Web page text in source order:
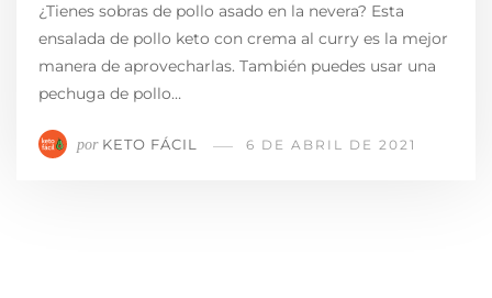
¿Tienes sobras de pollo asado en la nevera? Esta
ensalada de pollo keto con crema al curry es la mejor
manera de aprovecharlas. También puedes usar una
pechuga de pollo…
por KETO FÁCIL 6 DE ABRIL DE 2021